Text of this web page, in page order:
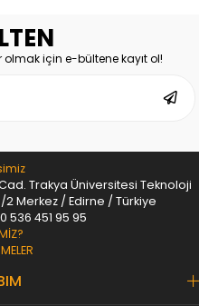
için e-bültene kayıt ol!
Trakya Üniversitesi Teknoloji
Merkez / Edirne / Türkiye
0 536 451 95 95